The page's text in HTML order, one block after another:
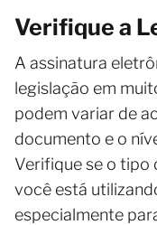
Verifique a
A assinatura
legislação em
podem variar de
documento e o
Verifique se o tipo
você está
especialmente